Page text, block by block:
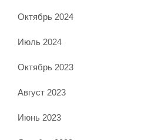
Октябрь 2024
Июль 2024
Октябрь 2023
Август 2023
Июнь 2023